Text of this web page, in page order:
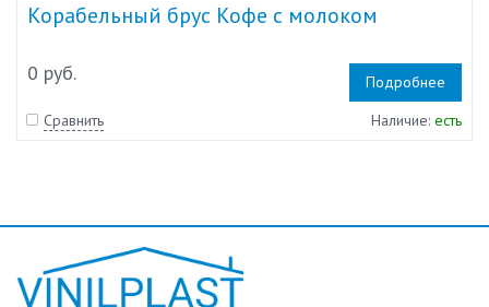
Корабельный брус Кофе с молоком
0 руб.
Подробнее
Сравнить
Наличие: есть